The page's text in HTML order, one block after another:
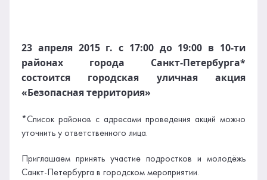
23 апреля 2015 г. с 17:00 до 19:00 в 10-ти
районах города Санкт-Петербурга*
состоится городская уличная акция
«Безопасная территория»
*Список районов с адресами проведения акций можно
уточнить у ответственного лица.
Приглашаем принять участие подростков и молодёжь
Санкт-Петербурга в городском мероприятии.